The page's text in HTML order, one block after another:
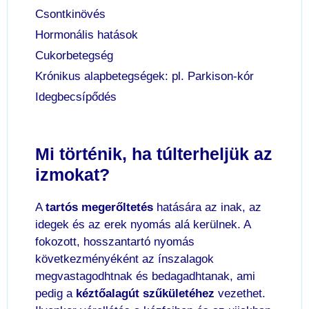
Csontkinövés
Hormonális hatások
Cukorbetegség
Krónikus alapbetegségek: pl. Parkison-kór
Idegbecsípődés
Mi történik, ha túlterheljük az
izmokat?
Atartós megerőltetés hatására az inak, az
idegek és az erek nyomás alá kerülnek. A
fokozott, hosszantartó nyomás
következményéként az ínszalagok
megvastagodhtnak és bedagadhtanak, ami
pedig a kéztőalagút szűkületéhez vezethet.